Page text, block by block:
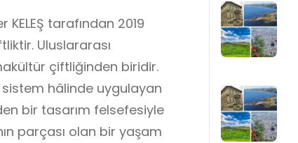
Uluslararası
çiftliğinden biridir.
hâlinde uygulayan
bir tasarım felsefesiyle
parçası olan bir yaşam